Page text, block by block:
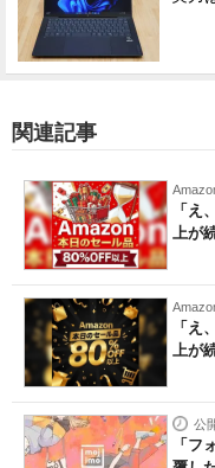
関連記事
「え
上が
「え
上が
公
「フ